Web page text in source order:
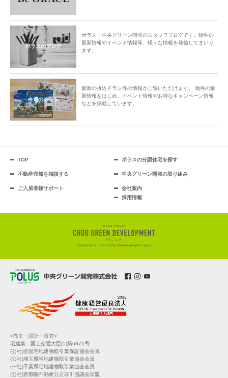
ポラスのブログ
ポラス・中央グリーン開発のスタッフブログです。物件の
最新情報やイベント情報等、様々な情報を発信してまいり
ます。
今週のチラシ
最新の折込チラシ等の情報がご覧いただけます。 物件の最
新情報をはじめ、イベント情報やお得なキャンペーン情報
などを掲載しています。
TOP ポラスの分譲住宅を探す
不動産売却を相談する 中央グリーン開発の取り組み
ご入居者様サポート
会社案内
採用情報
<売主・設計・販売>
宅建業 国土交通大臣(5)第6871号
(公社)全国宅地建物取引業保証協会会員
(公社)埼玉県宅地建物取引業協会会員
(一社)千葉県宅地建物取引業協会会員
(公社)首都圏不動産公正取引協議会加盟